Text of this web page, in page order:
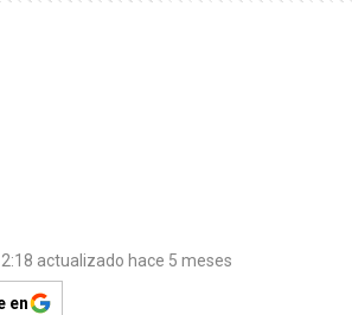
actualizado hace 5 meses
en